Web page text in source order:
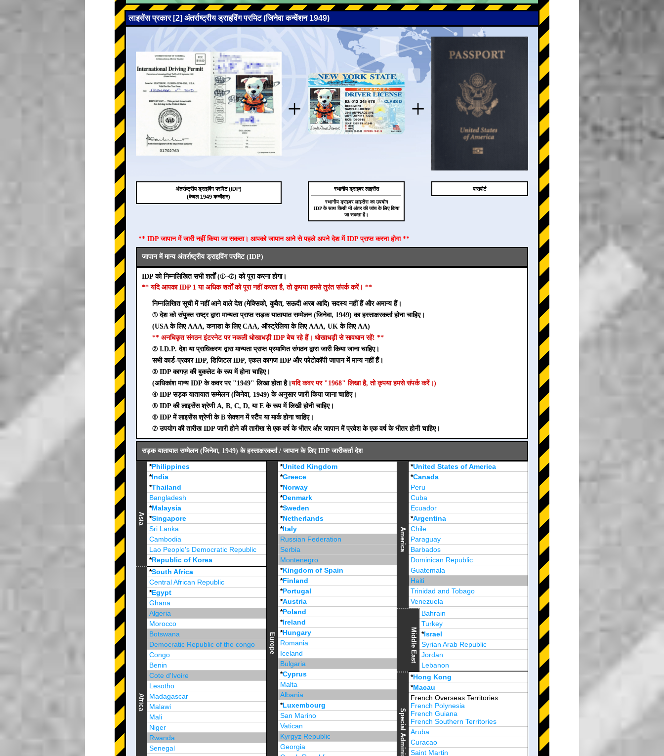
लाइसेंस प्रकार [2] अंतर्राष्ट्रीय ड्राइविंग परमिट (जिनेवा कन्वेंशन 1949)
+ +
अंतर्राष्ट्रीय ड्राइविंग परमिट (IDP)
(केवल 1949 कन्वेंशन)
स्थानीय ड्राइवर लाइसेंस
स्थानीय ड्राइवर लाइसेंस का उपयोग
IDP के साथ किसी भी अंतर की जांच के लिए किया
जा सकता है।
पासपोर्ट
** IDP जापान में जारी नहीं किया जा सकता। आपको जापान आने से पहले अपने देश में IDP प्राप्त करना होगा **
जापान में मान्य अंतर्राष्ट्रीय ड्राइविंग परमिट (IDP)
IDP को निम्नलिखित सभी शर्तों (①~⑦) को पूरा करना होगा।
** यदि आपका IDP 1 या अधिक शर्तों को पूरा नहीं करता है, तो कृपया हमसे तुरंत संपर्क करें। **
निम्नलिखित सूची में नहीं आने वाले देश (मेक्सिको, कुवैत, सऊदी अरब आदि) सदस्य नहीं हैं और अमान्य हैं।
① देश को संयुक्त राष्ट्र द्वारा मान्यता प्राप्त सड़क यातायात सम्मेलन (जिनेवा, 1949) का हस्ताक्षरकर्ता होना चाहिए।
(USA के लिए AAA, कनाडा के लिए CAA, ऑस्ट्रेलिया के लिए AAA, UK के लिए AA)
** अनधिकृत संगठन इंटरनेट पर नकली धोखाधड़ी IDP बेच रहे हैं। धोखाधड़ी से सावधान रहें! **
② I.D.P. देश या प्राधिकरण द्वारा मान्यता प्राप्त प्रमाणित संगठन द्वारा जारी किया जाना चाहिए।
सभी कार्ड-प्रकार IDP, डिजिटल IDP, एकल कागज IDP और फोटोकॉपी जापान में मान्य नहीं हैं।
③ IDP कागज़ की बुकलेट के रूप में होना चाहिए।
(अधिकांश मान्य IDP के कवर पर "1949" लिखा होता है।यदि कवर पर "1968" लिखा है, तो कृपया हमसे संपर्क करें।)
④ IDP सड़क यातायात सम्मेलन (जिनेवा, 1949) के अनुसार जारी किया जाना चाहिए।
⑤ IDP की लाइसेंस श्रेणी A, B, C, D, या E के रूप में लिखी होनी चाहिए।
⑥ IDP में लाइसेंस श्रेणी के B सेक्शन में स्टैंप या मार्क होना चाहिए।
⑦ उपयोग की तारीख IDP जारी होने की तारीख से एक वर्ष के भीतर और जापान में प्रवेश के एक वर्ष के भीतर होनी चाहिए।
सड़क यातायात सम्मेलन (जिनेवा, 1949) के हस्ताक्षरकर्ता / जापान के लिए IDP जारीकर्ता देश
Asia
*Philippines
*India
*Thailand
Bangladesh
*Malaysia
*Singapore
Sri Lanka
Cambodia
Lao People's Democratic Republic
*Republic of Korea
Brunei Darussalam
Africa
*South Africa
Central African Republic
*Egypt
Ghana
Algeria
Morocco
Botswana
Democratic Republic of the congo
Congo
Benin
Cote d'Ivoire
Lesotho
Madagascar
Malawi
Mali
Niger
Rwanda
Senegal
Europe
*United Kingdom
*Greece
*Norway
*Denmark
*Sweden
*Netherlands
*Italy
Russian Federation
Serbia
Montenegro
*Kingdom of Spain
*Finland
*Portugal
*Austria
*Poland
*Ireland
*Hungary
Romania
Iceland
Bulgaria
*Cyprus
Malta
Albania
*Luxembourg
San Marino
Vatican
Kyrgyz Republic
Georgia
America
*United States of America
*Canada
Peru
Cuba
Ecuador
*Argentina
Chile
Paraguay
Barbados
Dominican Republic
Guatemala
Haiti
Trinidad and Tobago
Venezuela
Jamaica
Middle East
Bahrain
Turkey
*Israel
Syrian Arab Republic
Jordan
Lebanon
*United Arab Emirates
*Hong Kong
*Macau
French Overseas Territories
French Polynesia
French Guiana
French Southern Territories
Aruba
Curacao
Saint Martin